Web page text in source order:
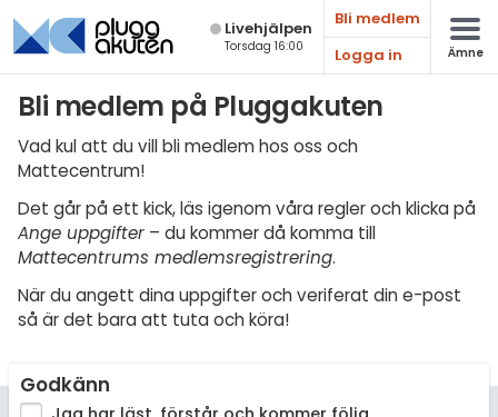
Live­hjälpen
Torsdag 16:00
Bli medlem
Logga in
Ämne
Bli medlem på Pluggakuten
Vad kul att du vill bli medlem hos oss och
Mattecentrum!
Det går på ett kick, läs igenom våra regler och klicka på
Ange uppgifter – du kommer då komma till
Mattecentrums medlemsregistrering.
När du angett dina uppgifter och veriferat din e-post
så är det bara att tuta och köra!
Godkänn
Matematik
Fysik
Biologi
Teknik & Bygg
Programmering
Engelska